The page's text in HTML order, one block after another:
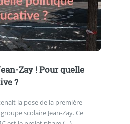
Zay ! Pour quelle
?
la pose de la première
scolaire Jean-Zay. Ce